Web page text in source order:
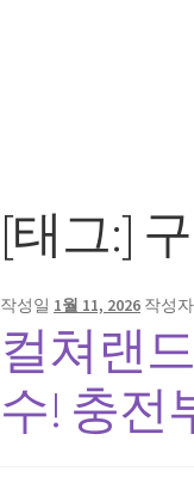
[태그:]
작성일 1월 11, 2026 작성자
컬쳐랜
수! 충전